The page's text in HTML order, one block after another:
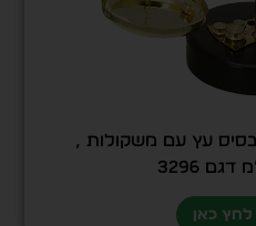
עץ עם משקולות ,
כאן